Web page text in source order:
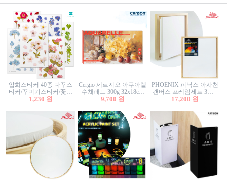
압화스티커 40종 다꾸스
티커/꾸미기스티커/꽃스
티커/압화꽃책갈피/팬시
1,230 원
Cergio 세르지오 아쿠아렐
수채패드 300g 32x18cm
12매 1면제본
9,700 원
PHOENIX 피닉스 아사천
캔버스 프레임세트 3호F
27.3x22cm 캔버스와 올림
17,200 원